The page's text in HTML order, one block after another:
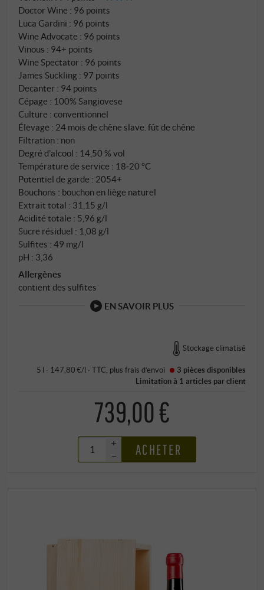
Doctor Wine : 96 points
Luca Gardini : 96 points
Wine Advocate : 96 points
Vinous : 94+ points
Wine Spectator : 96 points
James Suckling : 97 points
Decanter : 94 points
Cépage : 100% Sangiovese
Culture : conventionnel
Élevage : 24 mois de chêne slave. fût de chêne
Filtration : non
Degré d'alcool : 14,50 % vol
Température de service : 18‑20 °C
Potentiel de garde : 2054+
Bouchons : bouchon en liège naturel
Extrait total : 31,15 g/l
Acidité totale : 5,96 g/l
Sucre résiduel : 1,08 g/l
Sulfites : 49 mg/l
pH : 3,36
Allergènes
contient des sulfites
EN SAVOIR PLUS
Stockage climatisé
5 l · 147,80 €/l ·TTC , plusfrais d’envoi 3 pièces disponibles
Limitation à 1 articles par client
739,00 €
+
–
ACHETER